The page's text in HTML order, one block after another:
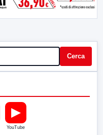
Cerca
▶
YouTube